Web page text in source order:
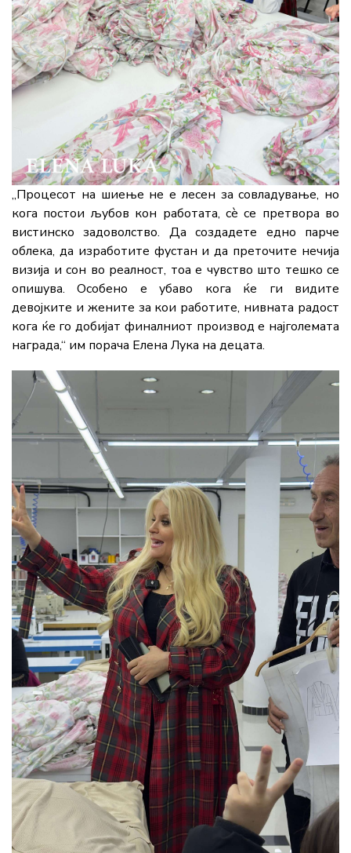
„Процесот на шиење не е лесен засовладување, но
кога постои љубов кон работата, сèсе претвора во
вистинскозадоволство. Дасоздадете едно парче
облека, да изработите фустан ида преточите нечија
визија и сон во реалност, тоа е чувство што тешко се
опишува.Особено еубаво кога ќе ги видите
девојките и жените за кои работите, нивната радост
кога ќе годобијат финалниот производе најголемата
награда,“ им порача Елена Лука на децата.